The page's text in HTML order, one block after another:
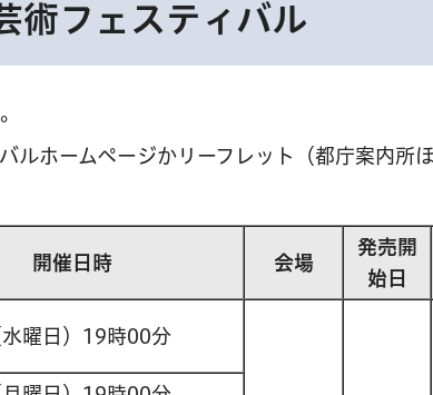
術フェスティバル
ルホームページかリーフレット（都庁案内所ほ
開催日時 会場
発売開
始日
曜日）19時00分